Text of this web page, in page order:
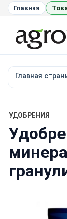
Главная
Главная
УДОБРЕНИЯ